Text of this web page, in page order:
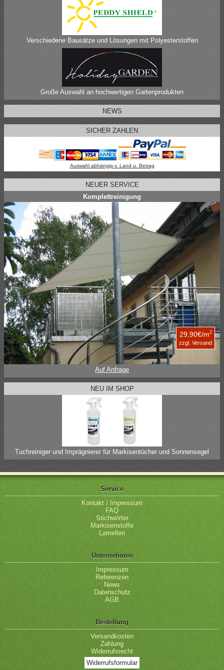
Verschiedene Bausätze und Lösungen mit Polyesterstoffen
Große Auswahl an hochwertigen Gartenprodukten
NEWS
SICHER ZAHLEN
Auswahl abhängig v. Land u. Betrag
NEUER SERVICE
Komplettreinigung
29,90€/m2
zzgl. Versand
Auf Anfrage
NEU IM SHOP
Tuchreiniger und Imprägnierer für Markisentücher und Sonnensegel
Service
Kontakt / Impressum
FAQ
Stichwörter
Markisenstoffe
Lamellen
Unternehmen
Impressum
Referenzen
News
Datenschutz
AGB
Bestellung
Versandkosten
Zahlung
Widerrufsrecht
Widerrufsformular